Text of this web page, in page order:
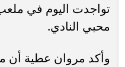
‏تواجدت اليوم في
محبي النادي.‏
وأكد مروان عطية أن